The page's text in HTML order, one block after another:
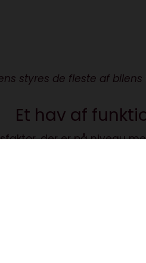
styres de fleste af bilens
Et hav af
der er på niveau
nærmest ikke, hvor jeg
kantlys hele vejen rundt
som kan skifte
hele, og så havde den
– næh nej, du kunne
Det var så lækkert, at jeg
omgang.